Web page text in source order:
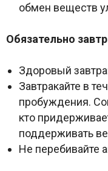
обмен веществ
Обязательно
Здоровый
Завтракайте в
пробуждения.
кто
поддерживать
Не перебивайте